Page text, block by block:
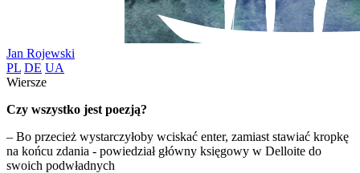
Jan Rojewski
PL DE UA
Wiersze
Czy wszystko jest poezją?
– Bo przecież wystarczyłoby wciskać enter, zamiast stawiać kropkę
na końcu zdania - powiedział główny księgowy w Delloite do
swoich podwładnych